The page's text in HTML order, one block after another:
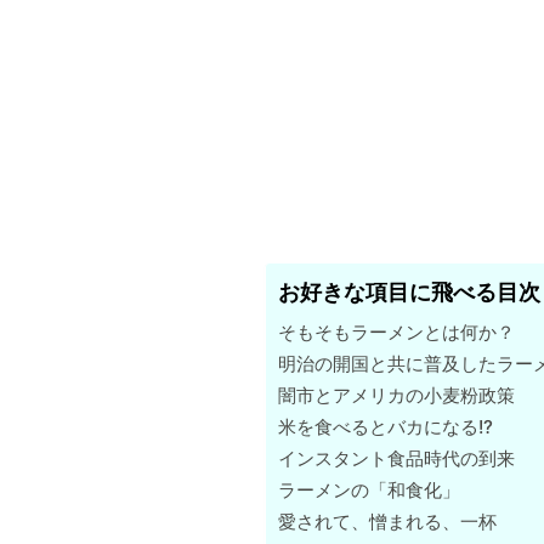
お好きな項目に飛べる目次
そもそもラーメンとは何か？
明治の開国と共に普及したラー
闇市とアメリカの小麦粉政策
米を食べるとバカになる!?
インスタント食品時代の到来
ラーメンの「和食化」
愛されて、憎まれる、一杯